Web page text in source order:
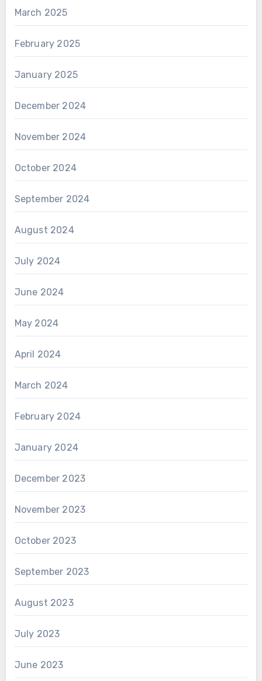
March 2025
February 2025
January 2025
December 2024
November 2024
October 2024
September 2024
August 2024
July 2024
June 2024
May 2024
April 2024
March 2024
February 2024
January 2024
December 2023
November 2023
October 2023
September 2023
August 2023
July 2023
June 2023